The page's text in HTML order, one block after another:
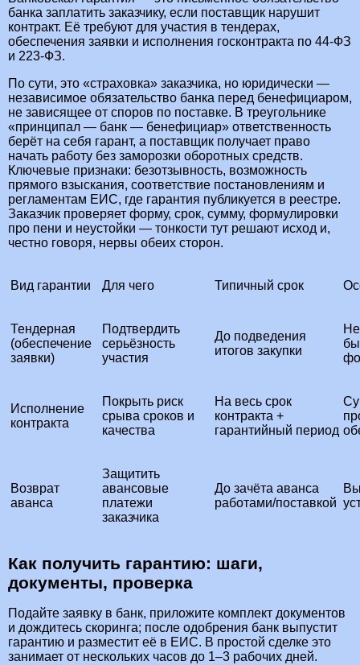
банка заплатить заказчику, если поставщик нарушит
контракт. Её требуют для участия в тендерах,
обеспечения заявки и исполнения госконтракта по 44‑ФЗ
и 223‑ФЗ.
По сути, это «страховка» заказчика, но юридически —
независимое обязательство банка перед бенефициаром,
не зависящее от споров по поставке. В треугольнике
«принципал — банк — бенефициар» ответственность
берёт на себя гарант, а поставщик получает право
начать работу без заморозки оборотных средств.
Ключевые признаки: безотзывность, возможность
прямого взыскания, соответствие постановлениям и
регламентам ЕИС, где гарантия публикуется в реестре.
Заказчик проверяет форму, срок, сумму, формулировки
про пени и неустойки — тонкости тут решают исход и,
честно говоря, нервы обеих сторон.
Вид гарантии Для чего Типичный срок
Тендерная
(обеспечение
заявки)
Подтвердить
серьёзность
участия
До подведения
итогов закупки
Исполнение
контракта
Покрыть риск
срыва сроков и
качества
На весь срок
контракта +
гарантийный период
Возврат
аванса
Защитить
авансовые
платежи
заказчика
До зачёта аванса
работами/поставкой
Как получить гарантию: шаги,
документы, проверка
Подайте заявку в банк, приложите комплект документов
и дождитесь скоринга; после одобрения банк выпустит
гарантию и разместит её в ЕИС. В простой сделке это
занимает от нескольких часов до 1–3 рабочих дней.